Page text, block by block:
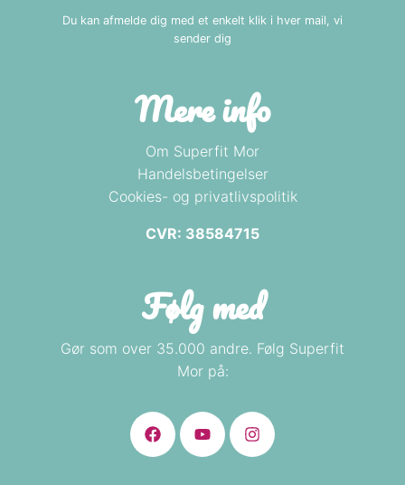
Mere info
Om Superfit Mor
Handelsbetingelser
Cookies- og privatlivspolitik
CVR: 38584715
Du kan afmelde dig med et enkelt klik i hver mail, vi
sender dig
Følg med
Gør som over 35.000 andre. Følg Superfit
Mor på: